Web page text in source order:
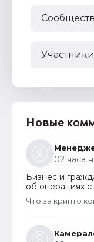
Участники
Новые
02 часа
Бизнес и
об операциях
платформах
Что за крипто